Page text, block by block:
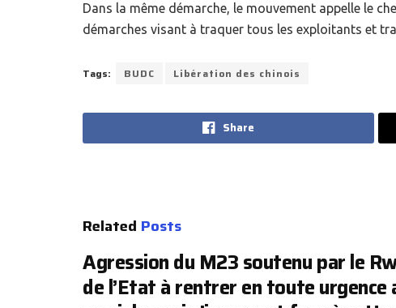
Dans la même démarche, le mouvement appelle le
démarches visant à traquer tous les exploitants et
Tags: BUDC Libération des chinois
Share
Related Posts
Agression du M23 soutenu par le
de l’Etat à rentrer en toute